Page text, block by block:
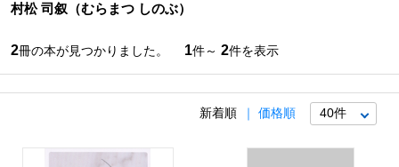
村松 司叙 （むらまつ しのぶ）
2冊の本が見つかりました。 1件～ 2件を表示
新着順 価格順